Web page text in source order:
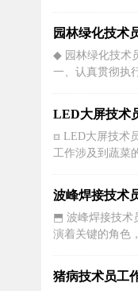
是对某一阶段的
进行分析研究，
找正准备撰写“生
集了相关的素材
园林绿化技术
◆ 园林绿化技术
一、认真贯彻执
工质量，深入研
体管理规划，严
作。二、主持或
划，负责编制总
LED大屏技术
⧈ LED大屏技术
工作涉及到蔬菜
实践中不断积累
将详细阐述我的
力从事蔬菜种植
识，包括土壤质
波峰焊接技术
⬒ 波峰焊接技术
演着关键的角色
学的栽培技术，
工作的高效和有
猪病技术员工